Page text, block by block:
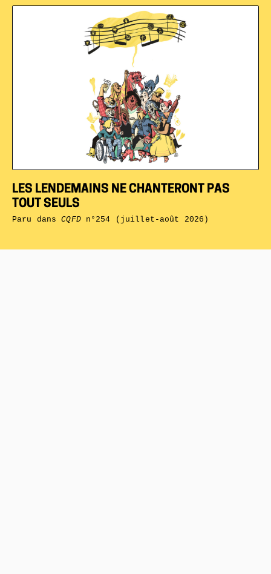
LES LENDEMAINS NE CHANTERONT PAS
TOUT SEULS
Paru dansCQFDn°254 (juillet-août 2026)